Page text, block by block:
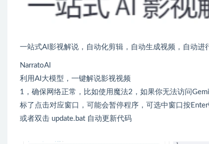
一站式AI影视解说，自动化剪辑，自动生成视频，自动进
NarratoAl
利用AI大模型，一键解说影视视频
1，确保网络正常，比如使用魔法2，如果你无法访问
标了点击对应窗口，可能会暂停程序，可选中窗口按
或者双击 update.bat 自动更新代码